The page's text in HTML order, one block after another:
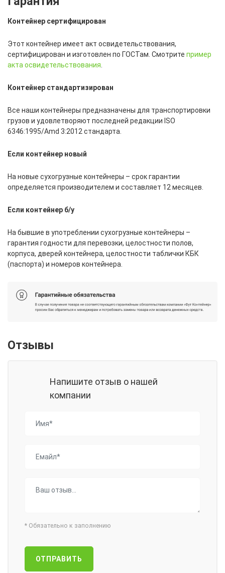
Контейнер сертифицирован
Этот контейнер имеет акт освидетельствования,
сертифицирован и изготовлен по ГОСТам. Смотрите пример
акта освидетельствования
Контейнер стандартизирован
Все наши контейнеры предназначены для транспортировки
грузов и удовлетворяют последней редакции ISO
6346:1995/Amd 3:2012 стандарта.
Если контейнер новый
На новые сухогрузные контейнеры – срок гарантии
определяется производителем и составляет 12 месяцев.
Если контейнер б/у
На бывшие в употреблении сухогрузные контейнеры –
гарантия годности для перевозки, целостности полов,
корпуса, дверей контейнера, целостности таблички КБК
(паспорта) и номеров контейнера.
Отзывы
Напишите отзыв о нашей
компании
* Обязательно к заполнению
ОТПРАВИТЬ